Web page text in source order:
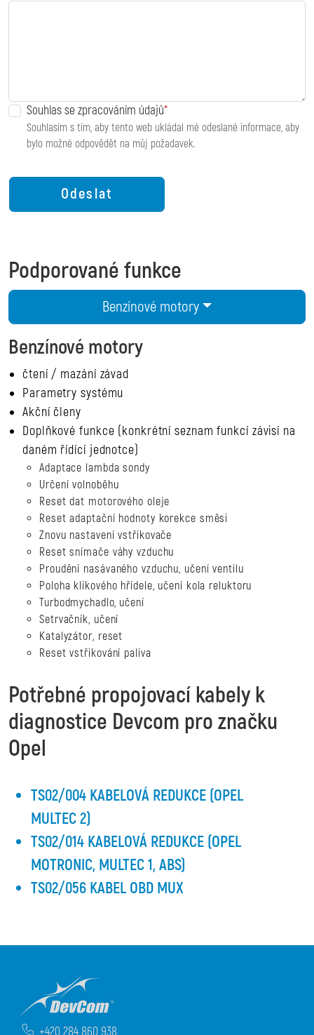
Souhlas se zpracováním údajů
Souhlasím s tím, aby tento web ukládal mé odeslané informace, aby
bylo možné odpovědět na můj požadavek.
Podporované funkce
Benzínové motory
Benzínové motory
čtení / mazání závad
Parametry systému
Akční členy
Doplňkové funkce (konkrétní seznam funkcí závisí na
daném řídící jednotce)
Adaptace lambda sondy
Určení volnoběhu
Reset dat motorového oleje
Reset adaptační hodnoty korekce směsi
Znovu nastavení vstřikovače
Reset snímače váhy vzduchu
Proudění nasávaného vzduchu, učení ventilu
Poloha klikového hřídele, učení kola reluktoru
Turbodmychadlo, učení
Setrvačník, učení
Katalyzátor, reset
Reset vstřikování paliva
Potřebné propojovací kabely k
diagnostice Devcom pro značku
Opel
TS02/004 KABELOVÁ REDUKCE (OPEL
MULTEC 2)
TS02/014 KABELOVÁ REDUKCE (OPEL
MOTRONIC, MULTEC 1, ABS)
TS02/056 KABEL OBD MUX
+420 284 860 938